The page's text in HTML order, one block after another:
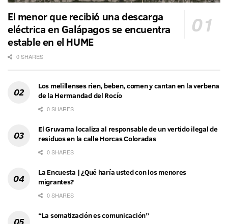
El menor que recibió una descarga
eléctrica en Galápagos se encuentra
estable en el HUME
0 SHARES
Los melillenses ríen, beben, comen y cantan en la verbena
de la Hermandad del Rocío
0 SHARES
El Gruvama localiza al responsable de un vertido ilegal de
residuos en la calle Horcas Coloradas
0 SHARES
La Encuesta | ¿Qué haría usted con los menores
migrantes?
0 SHARES
“La somatización es comunicación”